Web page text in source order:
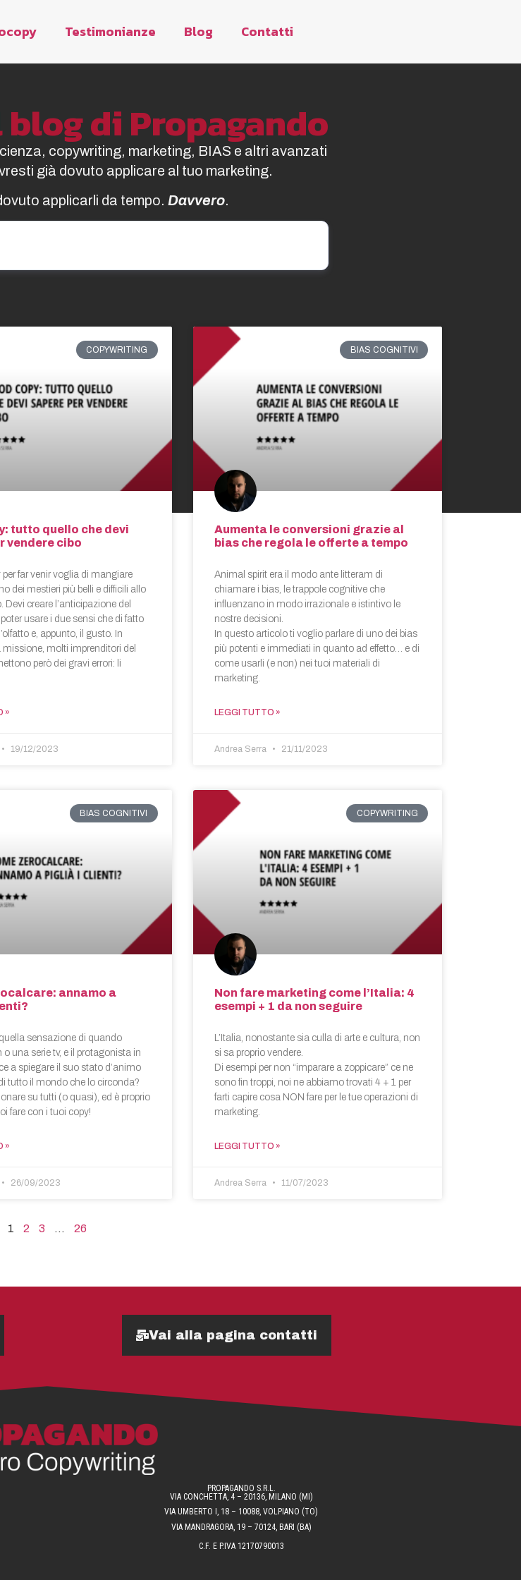
Testimonianze Blog Contatti
di Propagando
copywriting, marketing, BIAS e altri avanzati
già dovuto applicare al tuo marketing.
applicarli da tempo. Davvero.
COPYWRITING
tutto quello che devi
vendere cibo
per far venir voglia di mangiare
dei mestieri più belli e difficili allo
Devi creare l’anticipazione del
usare i due sensi che di fatto
e, appunto, il gusto. In
molti imprenditori del
però dei gravi errori: li
»
19/12/2023
BIAS COGNITIVI
Aumenta le conversioni grazie al
bias che regola le offerte a tempo
Animal spirit era il modo ante litteram di
chiamare i bias, le trappole cognitive che
influenzano in modo irrazionale e istintivo le
nostre decisioni.
In questo articolo ti voglio parlare di uno dei bias
più potenti e immediati in quanto ad effetto… e di
come usarli (e non) nei tuoi materiali di
marketing.
LEGGI TUTTO »
Andrea Serra 21/11/2023
BIAS COGNITIVI
annamo a
sensazione di quando
o una serie tv, e il protagonista in
a spiegare il suo stato d’animo
tutto il mondo che lo circonda?
su tutti (o quasi), ed è proprio
fare con i tuoi copy!
»
26/09/2023
COPYWRITING
Non fare marketing come l’Italia: 4
esempi + 1 da non seguire
L’Italia, nonostante sia culla di arte e cultura, non
si sa proprio vendere.
Di esempi per non “imparare a zoppicare” ce ne
sono fin troppi, noi ne abbiamo trovati 4 + 1 per
farti capire cosa NON fare per le tue operazioni di
marketing.
LEGGI TUTTO »
Andrea Serra 11/07/2023
1 2 3 … 26
Vai alla pagina contatti
PROPAGANDO S.R.L.
VIA CONCHETTA, 4 – 20136, MILANO (MI)
VIA UMBERTO I, 18 – 10088, VOLPIANO (TO)
VIA MANDRAGORA, 19 – 70124, BARI (BA)
C.F. E P.IVA 12170790013